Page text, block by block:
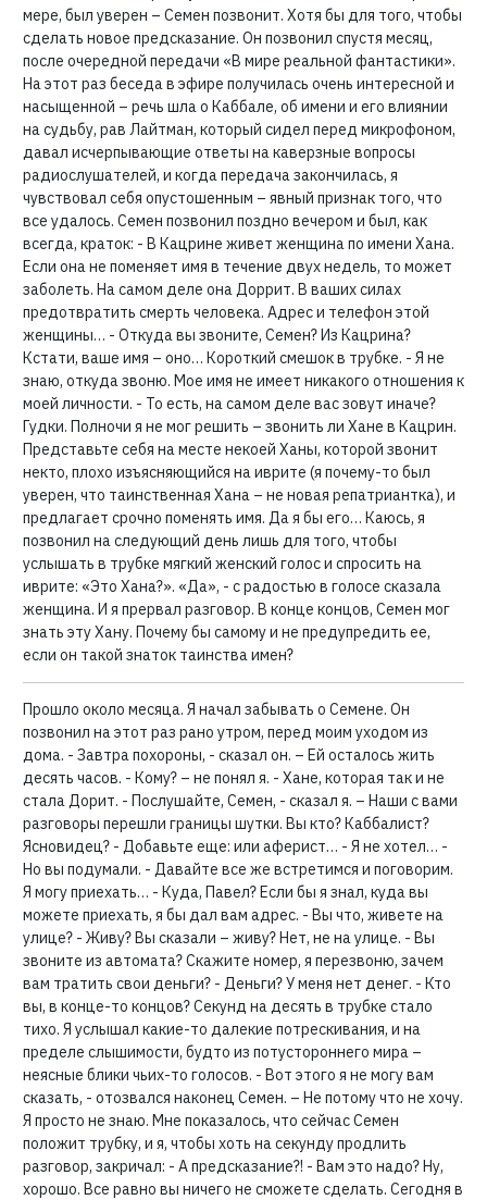
мере, был уверен – Семен позвонит. Хотя бы для того, чтобы
сделать новое предсказание. Он позвонил спустя месяц,
после очередной передачи «В мире реальной фантастики».
На этот раз беседа в эфире получилась очень интересной и
насыщенной – речь шла о Каббале, об имени и его влиянии
на судьбу, рав Лайтман, который сидел перед микрофоном,
давал исчерпывающие ответы на каверзные вопросы
радиослушателей, и когда передача закончилась, я
чувствовал себя опустошенным – явный признак того, что
все удалось. Семен позвонил поздно вечером и был, как
всегда, краток: - В Кацрине живет женщина по имени Хана.
Если она не поменяет имя в течение двух недель, то может
заболеть. На самом деле она Доррит. В ваших силах
предотвратить смерть человека. Адрес и телефон этой
женщины… - Откуда вы звоните, Семен? Из Кацрина?
Кстати, ваше имя – оно… Короткий смешок в трубке. - Я не
знаю, откуда звоню. Мое имя не имеет никакого отношения к
моей личности. - То есть, на самом деле вас зовут иначе?
Гудки. Полночи я не мог решить – звонить ли Хане в Кацрин.
Представьте себя на месте некоей Ханы, которой звонит
некто, плохо изъясняющийся на иврите (я почему-то был
уверен, что таинственная Хана – не новая репатриантка), и
предлагает срочно поменять имя. Да я бы его… Каюсь, я
позвонил на следующий день лишь для того, чтобы
услышать в трубке мягкий женский голос и спросить на
иврите: «Это Хана?». «Да», - с радостью в голосе сказала
женщина. И я прервал разговор. В конце концов, Семен мог
знать эту Хану. Почему бы самому и не предупредить ее,
если он такой знаток таинства имен?
Прошло около месяца. Я начал забывать о Семене. Он
позвонил на этот раз рано утром, перед моим уходом из
дома. - Завтра похороны, - сказал он. – Ей осталось жить
десять часов. - Кому? – не понял я. - Хане, которая так и не
стала Дорит. - Послушайте, Семен, - сказал я. – Наши с вами
разговоры перешли границы шутки. Вы кто? Каббалист?
Ясновидец? - Добавьте еще: или аферист… - Я не хотел… -
Но вы подумали. - Давайте все же встретимся и поговорим.
Я могу приехать… - Куда, Павел? Если бы я знал, куда вы
можете приехать, я бы дал вам адрес. - Вы что, живете на
улице? - Живу? Вы сказали – живу? Нет, не на улице. - Вы
звоните из автомата? Скажите номер, я перезвоню, зачем
вам тратить свои деньги? - Деньги? У меня нет денег. - Кто
вы, в конце-то концов? Секунд на десять в трубке стало
тихо. Я услышал какие-то далекие потрескивания, и на
пределе слышимости, будто из потустороннего мира –
неясные блики чьих-то голосов. - Вот этого я не могу вам
сказать, - отозвался наконец Семен. – Не потому что не хочу.
Я просто не знаю. Мне показалось, что сейчас Семен
положит трубку, и я, чтобы хоть на секунду продлить
разговор, закричал: - А предсказание?! - Вам это надо? Ну,
хорошо. Все равно вы ничего не сможете сделать. Сегодня в